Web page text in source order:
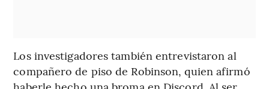
Los investigadores también entrevistaron al
compañero de piso de Robinson, quien afirmó